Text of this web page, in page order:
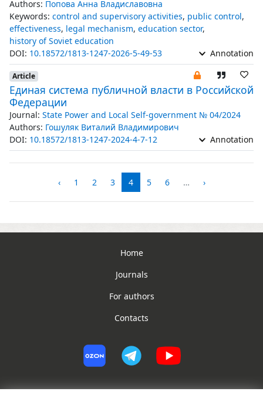
Authors: Попова Анна Владиславовна
Keywords: control and supervisory activities, public control,
effectiveness, legal mechanism, education sector,
history of Soviet education
DOI: 10.18572/1813-1247-2026-5-49-53 Annotation
Article
Единая система публичной власти в Российской
Федерации
Journal: State Power and Local Self-government № 04/2024
Authors: Гошуляк Виталий Владимирович
DOI: 10.18572/1813-1247-2024-4-7-12 Annotation
‹ 1 2 3 4 5 6 … ›
Home
Journals
For authors
Contacts